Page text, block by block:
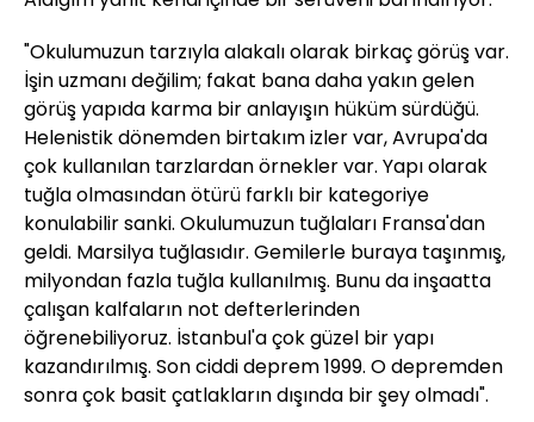
"Okulumuzun tarzıyla alakalı olarak birkaç görüş var.
İşin uzmanı değilim; fakat bana daha yakın gelen
görüş yapıda karma bir anlayışın hüküm sürdüğü.
Helenistik dönemden birtakım izler var, Avrupa'da
çok kullanılan tarzlardan örnekler var. Yapı olarak
tuğla olmasından ötürü farklı bir kategoriye
konulabilir sanki. Okulumuzun tuğlaları Fransa'dan
geldi. Marsilya tuğlasıdır. Gemilerle buraya taşınmış,
milyondan fazla tuğla kullanılmış. Bunu da inşaatta
çalışan kalfaların not defterlerinden
öğrenebiliyoruz. İstanbul'a çok güzel bir yapı
kazandırılmış. Son ciddi deprem 1999. O depremden
sonra çok basit çatlakların dışında bir şey olmadı".